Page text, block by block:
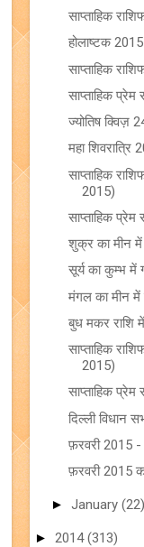
साप्ताहिक
होलाष्टक
साप्ताहिक
साप्ताहिक
ज्योतिष क्विज़
महा शिवरात्रि
साप्ताहिक
2015)
साप्ताहिक
शुक्र का मीन में
सूर्य का कुम्भ में
मंगल का मीन में
बुध मकर राशि में
साप्ताहिक
2015)
साप्ताहिक
दिल्ली विधान
फ़रवरी 2015 -
फ़रवरी 2015
► January (22)
► 2014(313)